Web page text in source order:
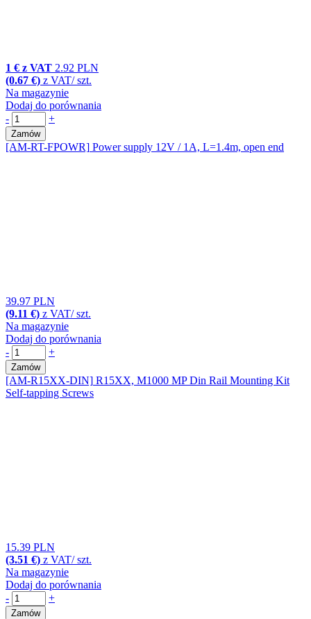
1 € z VAT 2.92 PLN
(0.67 €) z VAT/ szt.
Na magazynie
Dodaj do porównania
-
+
Zamów
[AM-RT-FPOWR] Power supply 12V / 1A, L=1.4m, open end
39.97 PLN
(9.11 €) z VAT/ szt.
Na magazynie
Dodaj do porównania
-
+
Zamów
[AM-R15XX-DIN] R15XX, M1000 MP Din Rail Mounting Kit
Self-tapping Screws
15.39 PLN
(3.51 €) z VAT/ szt.
Na magazynie
Dodaj do porównania
-
+
Zamów